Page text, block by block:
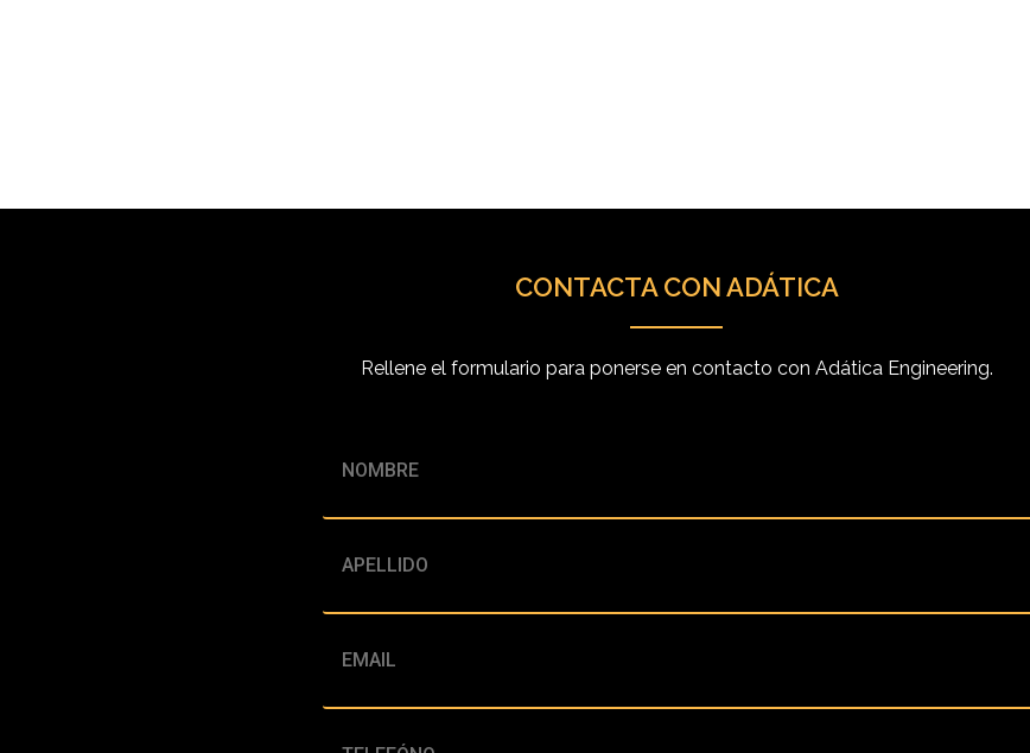
CONTACTA CON ADÁTICA
Rellene el formulario para ponerse en contacto con Adática Engineering.